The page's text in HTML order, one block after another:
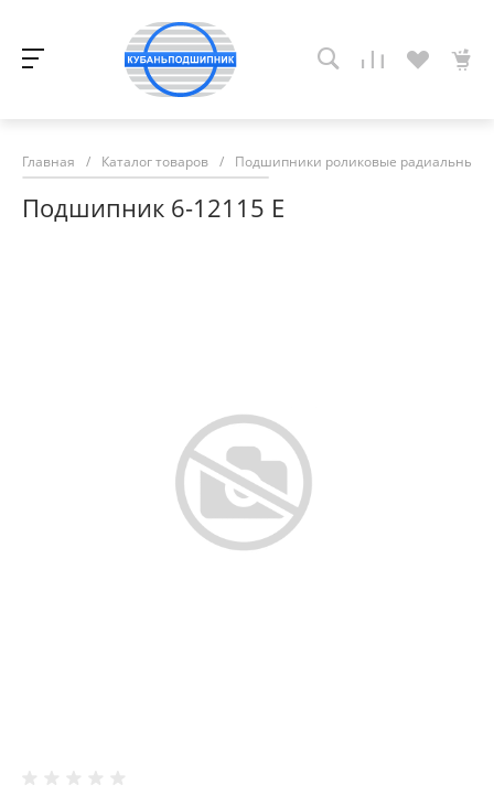
Главная / Каталог товаров / Подшипники роликовые радиальные
Подшипник 6-12115 Е